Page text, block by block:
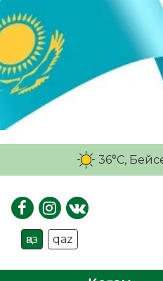
36°C,
қаз qaz